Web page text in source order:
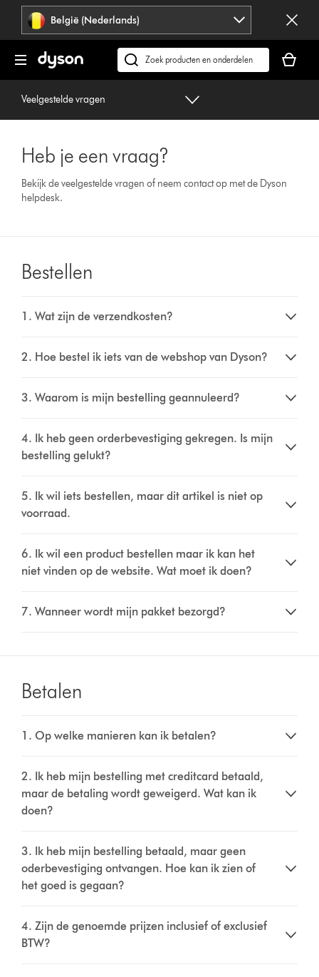
Navigatie
overslaan
België (Nederlands)
Zoek
op
is
Veelgestelde vragen
Heb je een vraag?
Bekijk de veelgestelde vragen of neem contact op met de Dyson
helpdesk.
Bestellen
1. Wat zijn de verzendkosten?
2. Hoe bestel ik iets van de webshop van Dyson?
3. Waarom is mijn bestelling geannuleerd?
4. Ik heb geen orderbevestiging gekregen. Is mijn
bestelling gelukt?
5. Ik wil iets bestellen, maar dit artikel is niet op
voorraad.
6. Ik wil een product bestellen maar ik kan het
niet vinden op de website. Wat moet ik doen?
7. Wanneer wordt mijn pakket bezorgd?
Betalen
1. Op welke manieren kan ik betalen?
2. Ik heb mijn bestelling met creditcard betaald,
maar de betaling wordt geweigerd. Wat kan ik
doen?
3. Ik heb mijn bestelling betaald, maar geen
oderbevestiging ontvangen. Hoe kan ik zien of
het goed is gegaan?
4. Zijn de genoemde prijzen inclusief of exclusief
BTW?